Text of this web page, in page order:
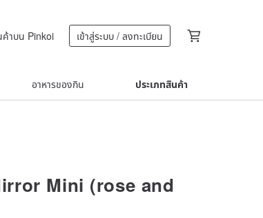
าบน Pinkoi เข้าสู่ระบบ / ลงทะเบียน
อาหารของกิน ประเภทสินค้า
Mini (rose and